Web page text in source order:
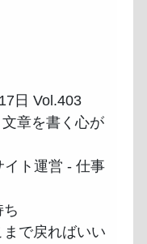
日 Vol.403
章を書く心が
イト運営 - 仕事
ち
まで戻ればいい